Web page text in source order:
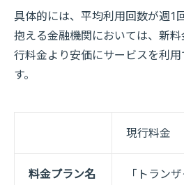
具体的には、平均利用回数が週1
抱える金融機関においては、新
行料金より安価にサービスを利
す。
現行料金
料金プラン名
「トラン